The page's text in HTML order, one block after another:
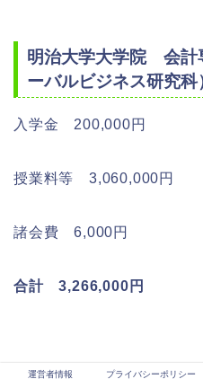
明治大学大学院 会計
ーバルビジネス研究科
入学金 200,000円
授業料等 3,060,000円
諸会費 6,000円
合計 3,266,000円
運営者情報 プライバシーポリシー